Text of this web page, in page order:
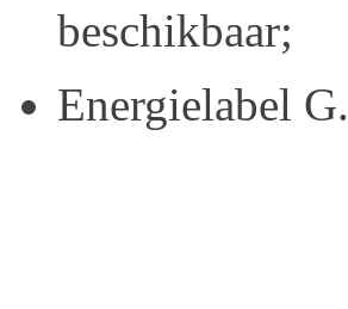
beschikbaar;
Energielabel G.